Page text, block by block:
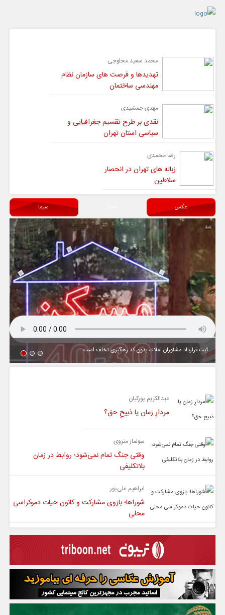
محمد سعید محلوجی
تهدیدها و فرصت های سازمان نظام
مهندسی ساختمان
مهدی جمشیدی
نقدی بر طرح تقسیم جغرافیایی و
سیاسی استان تهران
رضا محمدی
زباله های تهران در انحصار
سلاطین
عکس سیما
ثبت قرارداد مشاوران املاك بدون كد رهگیری تخلف است
عبدالکریم پورکیان
مردارِ زمان یا ذبیحِ حق؟
سولماز منزوی
وقتی جنگ تمام نمی‌شود؛ روابط در زمان
بلاتکلیفی
ابراهیم علی‌پور
شوراها؛ بازوی مشارکت و کانون حیات دموکراسی
محلی